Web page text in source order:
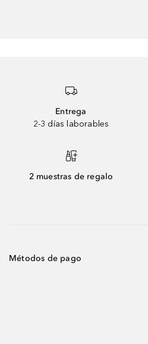
Entrega
2-3 días laborables
2 muestras de regalo
Métodos de pago